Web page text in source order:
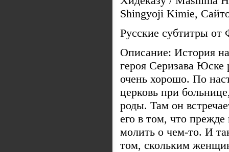
Shingyoji Kimie,
Русские субтитры
Описание: История
героя Серизава Юске
очень хорошо. По
церковь при
роды. Там он
его в том, что
молить о чем-то. И
том, скольким